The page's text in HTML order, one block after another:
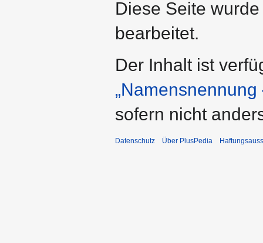
Diese Seite
bearbeitet.
Der Inhalt ist
sofern nicht
Datenschutz Über PlusPedia